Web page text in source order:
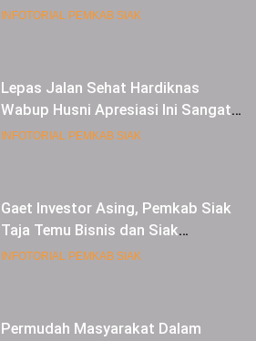
ke-13 Dari BPK RI.
INFOTORIAL PEMKAB SIAK
Lepas Jalan Sehat Hardiknas
Wabup Husni Apresiasi Ini Sangat
Luar Biasa
INFOTORIAL PEMKAB SIAK
Gaet Investor Asing, Pemkab Siak
Taja Temu Bisnis dan Siak
Expoversary 2024
INFOTORIAL PEMKAB SIAK
Permudah Masyarakat Dalam